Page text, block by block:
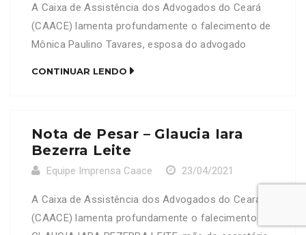
A Caixa de Assistência dos Advogados do Ceará
(CAACE) lamenta profundamente o falecimento de
Mônica Paulino Tavares, esposa do advogado
CONTINUAR LENDO
Nota de Pesar – Glaucia Iara
Bezerra Leite
Equipe Imprensa Caace 23/04/2021
A Caixa de Assistência dos Advogados do Ceará
(CAACE) lamenta profundamente o falecimento de